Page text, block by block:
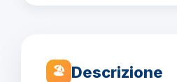
🏖 Descrizione